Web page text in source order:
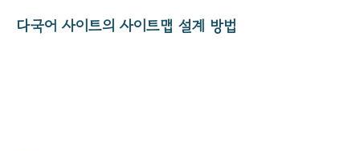
다국어 사이트의 사이트맵 설계 방법